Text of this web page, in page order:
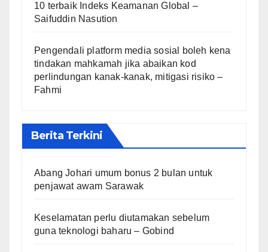
10 terbaik Indeks Keamanan Global –
Saifuddin Nasution
Pengendali platform media sosial boleh kena
tindakan mahkamah jika abaikan kod
perlindungan kanak-kanak, mitigasi risiko –
Fahmi
Berita Terkini
Abang Johari umum bonus 2 bulan untuk
penjawat awam Sarawak
Keselamatan perlu diutamakan sebelum
guna teknologi baharu – Gobind